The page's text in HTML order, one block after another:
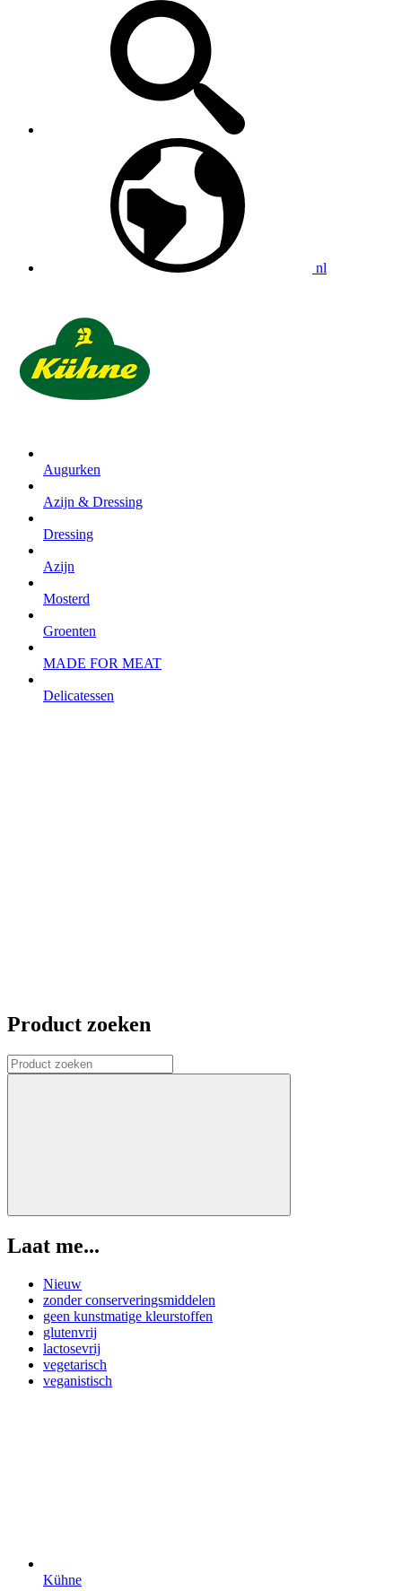
nl
Augurken
Azijn & Dressing
Dressing
Azijn
Mosterd
Groenten
MADE FOR MEAT
Delicatessen
Product zoeken
Laat me...
Nieuw
zonder conserveringsmiddelen
geen kunstmatige kleurstoffen
glutenvrij
lactosevrij
vegetarisch
veganistisch
Kühne